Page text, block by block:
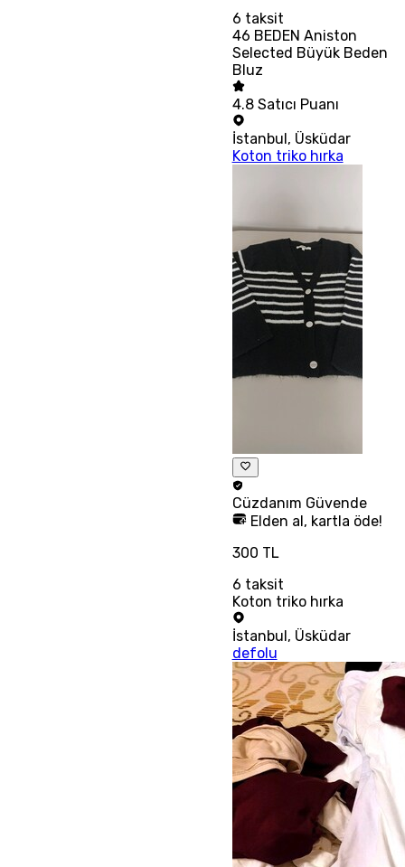
6 taksit
46 BEDEN Aniston
Selected Büyük Beden
Bluz
4.8 Satıcı Puanı
İstanbul, Üsküdar
Koton triko hırka
Cüzdanım Güvende
Elden al, kartla öde!
300 TL
6 taksit
Koton triko hırka
İstanbul, Üsküdar
defolu